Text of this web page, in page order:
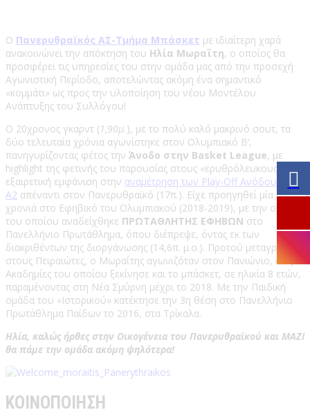
Ο Πανερυθραϊκός ΑΣ-Τμήμα Μπάσκετ με ιδιαίτερη χαρά
ανακοινώνει την απόκτηση του Ηλία Μωραΐτη, ο οποίος θα
προσφέρει τις υπηρεσίες του στην ομάδα μας από την προσεχή
Αγωνιστική Περίοδο, αποτελώντας ακόμη ένα σημαντικό
«κομμάτι» ως προς την υλοποίηση του νέου Μοντέλου
Ανάπτυξης του Συλλόγου!
Ο 20χρονος γκαρντ (1,90μ.), με το πολύ καλό μακρινό σουτ, τα
δύο τελευταία χρόνια αγωνίστηκε στον Ολυμπιακό Β’,
πανηγυρίζοντας φέτος την Άνοδο στην Basket League, με
highlight της φετινής του παρουσίας στους «ερυθρόλευκους» την
εξαιρετική εμφάνιση στην αναμέτρηση των Play-Off Ανόδου της
Α2 απέναντι στον Πανερυθραϊκό (17π.). Είχε προηγηθεί μία
χρονιά στο Εφηβικό του Ολυμπιακού (2018-2019), με την ομάδα
του οποίου αναδείχθηκε ΠΡΩΤΑΘΛΗΤΗΣ ΕΦΗΒΩΝ στο
Πανελλήνιο Πρωτάθλημα, όπου διέπρεψε, όντας εκ των
διακριθέντων της διοργάνωσης (14,6π. μ.ο.). Προτού μεταγραφεί
στους Πειραιώτες, ο Μωραΐτης αγωνιζόταν στον Πανιώνιο, στις
Ακαδημίες του οποίου ξεκίνησε και το μπάσκετ, σε ηλικία 8 ετών,
παραμένοντας στη Νέα Σμύρνη μέχρι το 2018. Με την Παιδική
ομάδα του «Ιστορικού» κατέκτησε την 3η θέση στο Πανελλήνιο
Πρωτάθλημα Παίδων το 2016, στα Τρίκαλα.
Ηλία, καλώς ήρθες στην Οικογένεια του Πανερυθραϊκού και ΜΑΖΙ
θα πάμε την ομάδα ακόμη ψηλότερα!
ΚΟΙΝΟΠΟΙΗΣΗ